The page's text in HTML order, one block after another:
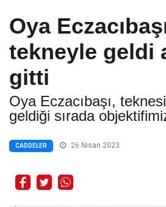
Oya
tekneyle geldi
gitti
Oya Eczacıbaşı,
geldiği sırada
CADDELER 26 Nisan 2023